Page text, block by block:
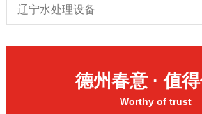
辽宁水处理设备
德州春意 · 值
Worthy of trust